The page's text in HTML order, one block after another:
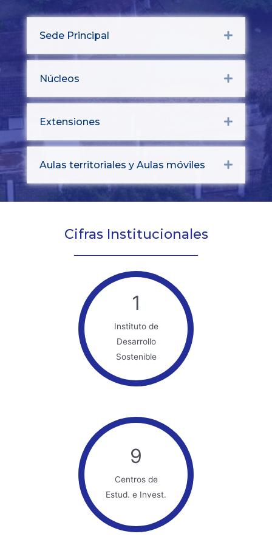
Sede Principal Expand
Núcleos Expand
Extensiones Expand
Aulas territoriales y Aulas móviles Expand
Cifras Institucionales
1
Instituto de
Desarrollo
Sostenible
9
Centros de
Estud. e Invest.